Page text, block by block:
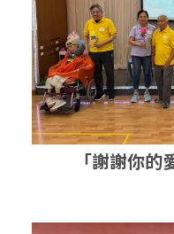
「謝謝你